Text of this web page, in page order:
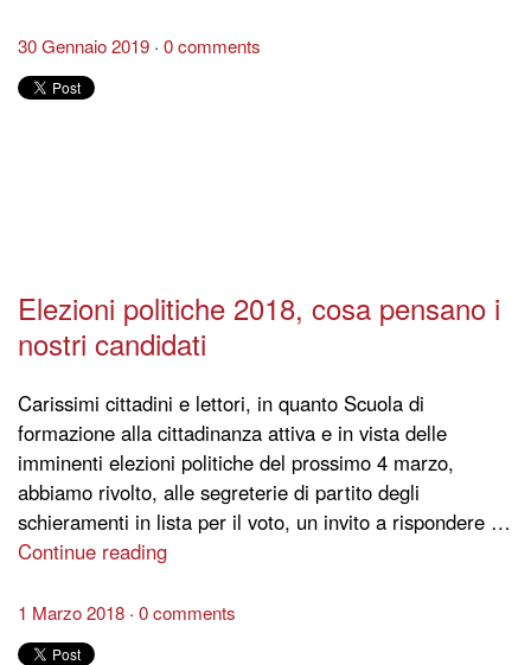
30 Gennaio 2019 0 comments
Elezioni politiche 2018, cosa pensano i
nostri candidati
Carissimi cittadini e lettori, in quanto Scuola di
formazione alla cittadinanza attiva e in vista delle
imminenti elezioni politiche del prossimo 4 marzo,
abbiamo rivolto, alle segreterie di partito degli
schieramenti in lista per il voto, un invito a rispondere …
Continue reading
1 Marzo 2018 0 comments